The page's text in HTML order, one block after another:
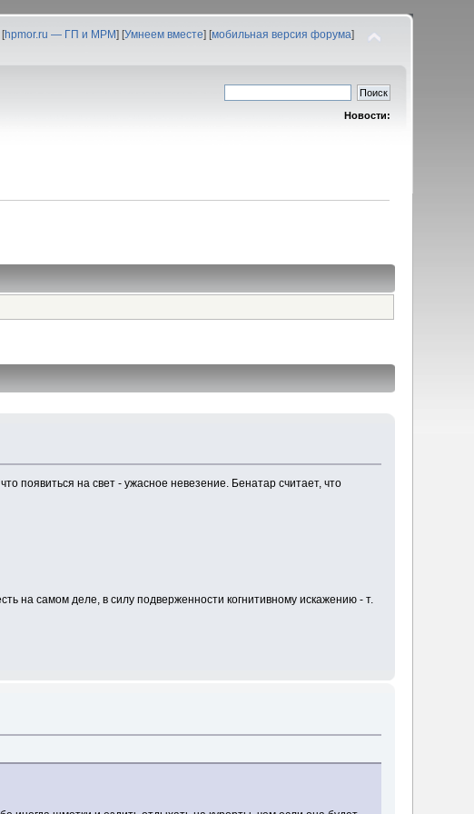
[hpmor.ru — ГП и МРМ] [Умнеем вместе] [мобильная версия форума]
Новости:
появиться на свет - ужасное невезение. Бенатар считает, что
на самом деле, в силу подверженности когнитивному искажению - т.